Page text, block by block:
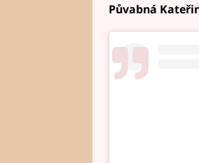
Půvabná